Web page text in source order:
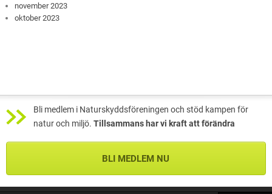
november 2023
oktober 2023
Bli medlem i Naturskyddsföreningen och stöd kampen för
natur och miljö. Tillsammans har vi kraft att förändra
BLI MEDLEM NU